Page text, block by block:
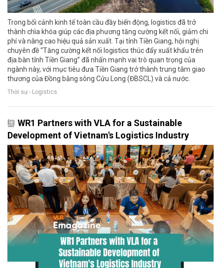
Trong bối cảnh kinh tế toàn cầu đầy biến động, logistics đã trở
thành chìa khóa giúp các địa phương tăng cường kết nối, giảm chi
phí và nâng cao hiệu quả sản xuất. Tại tỉnh Tiền Giang, hội nghị
chuyên đề “Tăng cường kết nối logistics thúc đẩy xuất khẩu trên
địa bàn tỉnh Tiền Giang” đã nhấn mạnh vai trò quan trọng của
ngành này, với mục tiêu đưa Tiền Giang trở thành trung tâm giao
thương của Đồng bằng sông Cửu Long (ĐBSCL) và cả nước.
Thời sự - Logistics
WR1 Partners with VLA for a Sustainable
Development of Vietnam's Logistics Industry